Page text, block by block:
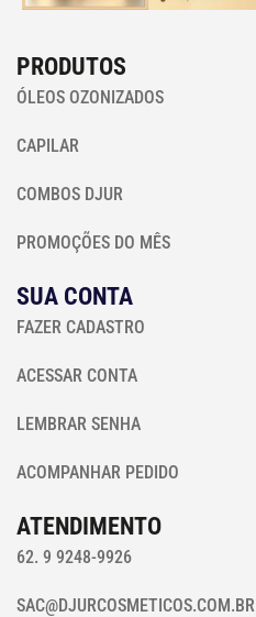
PRODUTOS
ÓLEOS OZONIZADOS
CAPILAR
COMBOS DJUR
PROMOÇÕES DO MÊS
SUA CONTA
FAZER CADASTRO
ACESSAR CONTA
LEMBRAR SENHA
ACOMPANHAR PEDIDO
ATENDIMENTO
62. 9 9248-9926
SAC@DJURCOSMETICOS.COM.BR